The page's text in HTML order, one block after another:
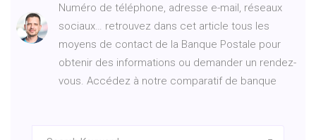
Numéro de téléphone, adresse e-mail, réseaux
sociaux… retrouvez dans cet article tous les
moyens de contact de la Banque Postale pour
obtenir des informations ou demander un rendez-
vous. Accédez à notre comparatif de banque